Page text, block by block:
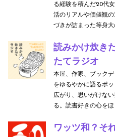
る経験を積んだ20代
活のリアルや価値観
づきが詰まった等身大
読みかけ炊き
たてラジオ
本屋、作家、ブック
をゆるやかに語るポ
広がり、思いがけな
る。読書好きの心を
ワッツ和？そ